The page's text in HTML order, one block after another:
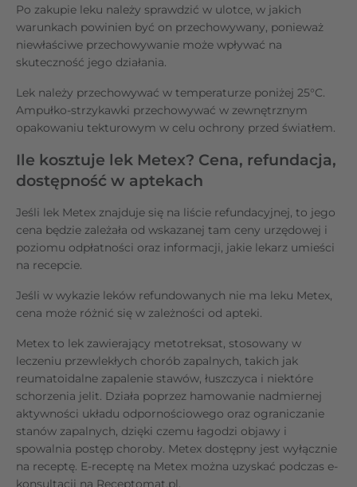
Po zakupie leku należy sprawdzić w ulotce, w jakich
warunkach powinien być on przechowywany, ponieważ
niewłaściwe przechowywanie może wpływać na
skuteczność jego działania.
Lek należy przechowywać w temperaturze poniżej 25°C.
Ampułko-strzykawki przechowywać w zewnętrznym
opakowaniu tekturowym w celu ochrony przed światłem.
Ile kosztuje lek Metex? Cena, refundacja,
dostępność w aptekach
Jeśli lek Metex znajduje się na liście refundacyjnej, to jego
cena będzie zależała od wskazanej tam ceny urzędowej i
poziomu odpłatności oraz informacji, jakie lekarz umieści
na recepcie.
Jeśli w wykazie leków refundowanych nie ma leku Metex,
cena może różnić się w zależności od apteki.
Metex to lek zawierający metotreksat, stosowany w
leczeniu przewlekłych chorób zapalnych, takich jak
reumatoidalne zapalenie stawów, łuszczyca i niektóre
schorzenia jelit. Działa poprzez hamowanie nadmiernej
aktywności układu odpornościowego oraz ograniczanie
stanów zapalnych, dzięki czemu łagodzi objawy i
spowalnia postęp choroby. Metex dostępny jest wyłącznie
na receptę. E-receptę na Metex można uzyskać podczas e-
konsultacji na Receptomat.pl.